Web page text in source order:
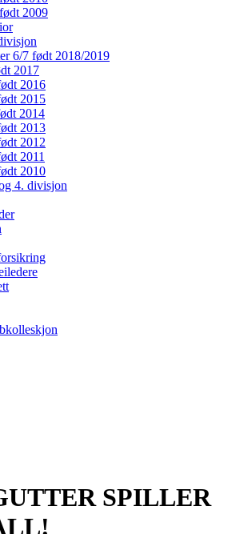
2009
6/7 født 2018/2019
2017
2016
2015
2014
2013
2012
2011
2010
4. divisjon
SPILLER